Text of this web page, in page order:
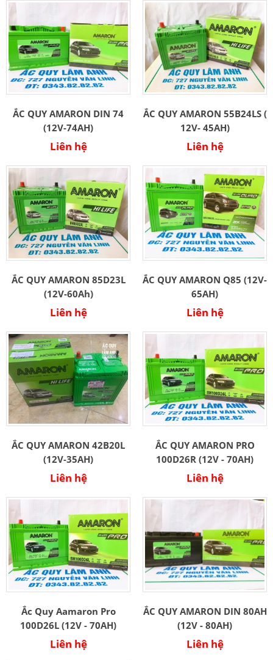
ẮC QUY AMARON DIN 74
(12V-74AH)
Liên hệ
ẮC QUY AMARON 55B24LS (
12V- 45AH)
Liên hệ
ẮC QUY AMARON 85D23L
(12V-60Ah)
Liên hệ
ẮC QUY AMARON Q85 (12V-
65AH)
Liên hệ
ẮC QUY AMARON 42B20L
(12V-35AH)
Liên hệ
ẮC QUY AMARON PRO
100D26R (12V - 70AH)
Liên hệ
Ắc Quy Aamaron Pro
100D26L (12V - 70AH)
Liên hệ
ẮC QUY AMARON DIN 80AH
(12V - 80AH)
Liên hệ